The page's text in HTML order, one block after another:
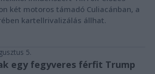
két motoros támadó Culiacánban, a
kartellrivalizálás állhat.
5.
egy fegyveres férfit Trump